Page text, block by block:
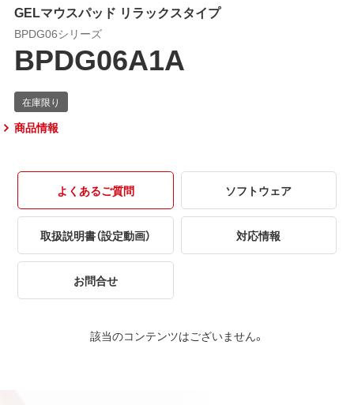
GELマウスパッド リラックスタイプ
BPDG06シリーズ
BPDG06A1A
商品情報
よくあるご質問 ソフトウェア
取扱説明書（設定動画） 対応情報
お問合せ
該当のコンテンツはございません。